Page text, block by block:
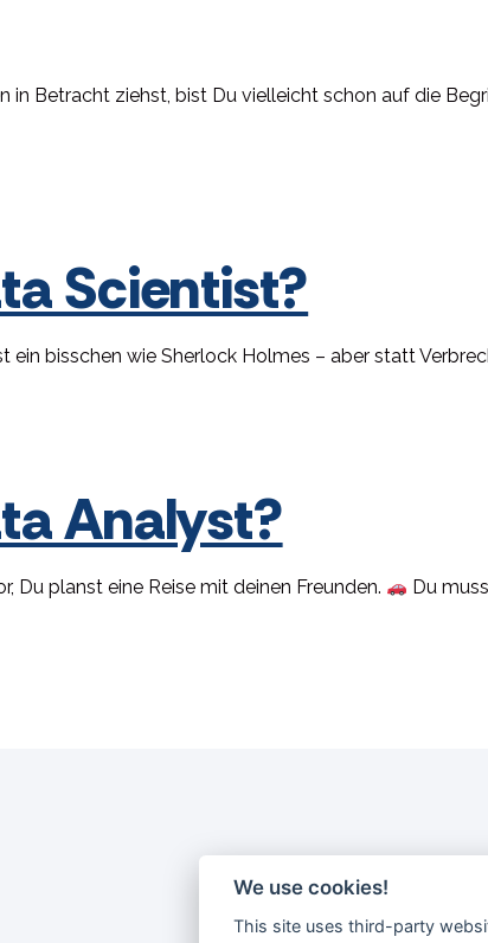
in Betracht ziehst, bist Du vielleicht schon auf die
Scientist?
bisschen wie Sherlock Holmes – aber statt
Analyst?
Du planst eine Reise mit deinen Freunden. Du
We use cookies!
This site uses third-party